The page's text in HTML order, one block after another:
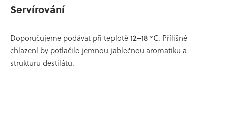
Servírování
Doporučujeme podávat při teplotě12–18 °C. Přílišné
chlazení by potlačilo jemnou jablečnou aromatiku a
strukturu destilátu.